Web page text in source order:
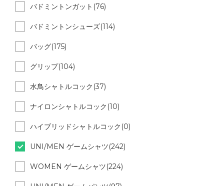
バドミントンガット(76)
バドミントンシューズ(114)
バッグ(175)
グリップ(104)
水鳥シャトルコック(37)
ナイロンシャトルコック(10)
ハイブリッドシャトルコック(0)
UNI/MEN ゲームシャツ(242)
WOMEN ゲームシャツ(224)